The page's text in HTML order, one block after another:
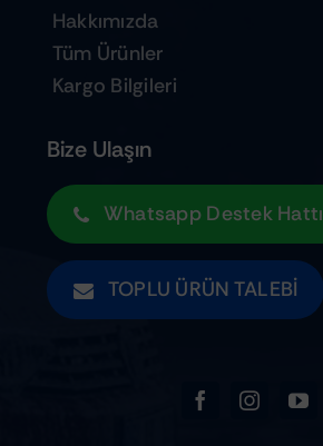
Hakkımızda
Tüm Ürünler
Kargo Bilgileri
Bize Ulaşın
Whatsapp Destek Hattı
TOPLU ÜRÜN TALEBI